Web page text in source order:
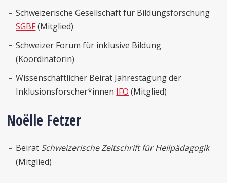
Schweizerische Gesellschaft für Bildungsforschung
SGBF(Mitglied)
Schweizer Forum für inklusive Bildung
(Koordinatorin)
Wissenschaftlicher Beirat Jahrestagung der
Inklusionsforscher*innen IFO (Mitglied)
Noëlle Fetzer
Beirat Schweizerische Zeitschrift für Heilpädagogik
(Mitglied)